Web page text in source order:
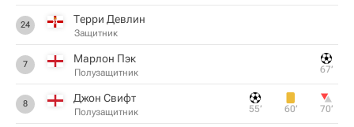
24 Терри Девлин
Защитник
7 Марлон Пэк
Полузащитник 67‎’‎
8 Джон Свифт
Полузащитник 55‎’‎ 60‎’‎ 70‎’‎